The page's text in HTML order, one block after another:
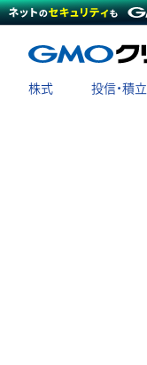
株式 投信・積立